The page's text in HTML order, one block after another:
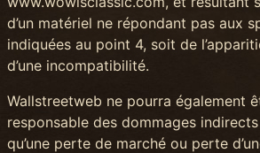
d’un matériel ne répondant pas aux
indiquées au point 4, soit de
d’une incompatibilité.
Wallstreetweb ne pourra également
responsable des dommages
qu’une perte de marché ou perte